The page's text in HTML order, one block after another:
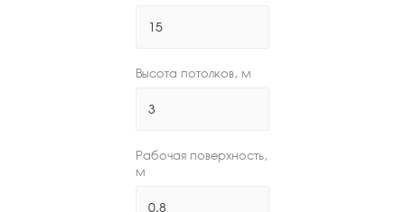
Высота потолков, м
Рабочая поверхность,
м